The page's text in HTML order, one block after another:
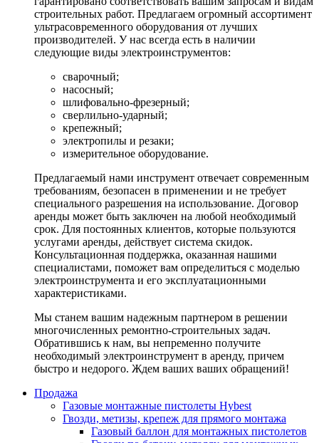
строительных работ. Предлагаем огромный ассортимент
ультрасовременного оборудования от лучших
производителей. У нас всегда есть в наличии
следующие виды электроинструментов:
сварочный;
насосный;
шлифовально-фрезерный;
сверлильно-ударный;
крепежный;
электропилы и резаки;
измерительное оборудование.
Предлагаемый нами инструмент отвечает современным
требованиям, безопасен в применении и не требует
специального разрешения на использование. Договор
аренды может быть заключен на любой необходимый
срок. Для постоянных клиентов, которые пользуются
услугами аренды, действует система скидок.
Консультационная поддержка, оказанная нашими
специалистами, поможет вам определиться с моделью
электроинструмента и его эксплуатационными
характеристиками.
Мы станем вашим надежным партнером в решении
многочисленных ремонтно-строительных задач.
Обратившись к нам, вы непременно получите
необходимый электроинструмент в аренду, причем
быстро и недорого. Ждем ваших ваших обращений!
Продажа
Газовые монтажные пистолеты Hybest
Гвозди, метизы, крепеж для прямого монтажа
Газовый баллон для монтажных пистолетов